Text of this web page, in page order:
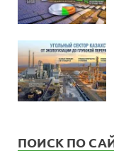
ПОИСК ПО